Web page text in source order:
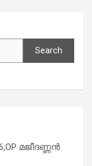
Search
മജീദണ്ണൻ